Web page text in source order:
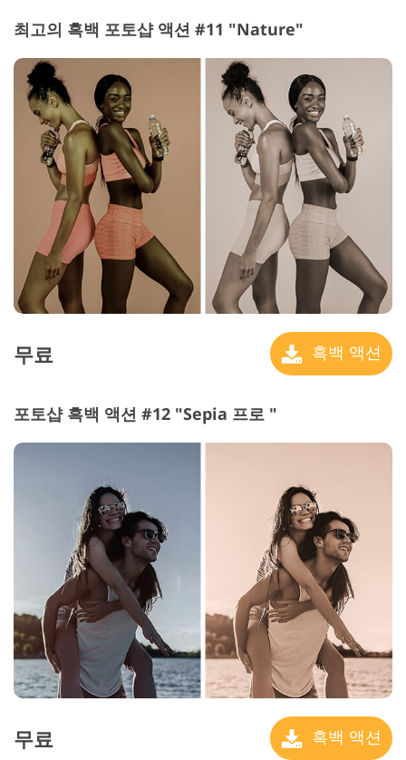
최고의 흑백 포토샵 액션 #11 "Nature"
무료 흑백 액션
포토샵 흑백 액션 #12 "Sepia 프로 "
무료 흑백 액션